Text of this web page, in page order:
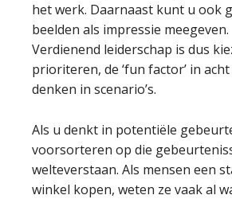
het werk. Daarnaast kunt u ook
beelden als impressie meegeven.
Verdienend leiderschap is dus
prioriteren, de ‘fun factor’ in
denken in scenario’s.
Als u denkt in potentiële
voorsorteren op die
welteverstaan. Als mensen een
winkel kopen, weten ze vaak al